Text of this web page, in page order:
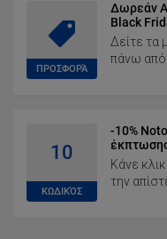
ΠΡΟΣΦΟΡΆ
Δωρεάν
Black
Δείτε τα
πάνω από
10
ΚΩΔΙΚΌΣ
-10%
Κάνε
την